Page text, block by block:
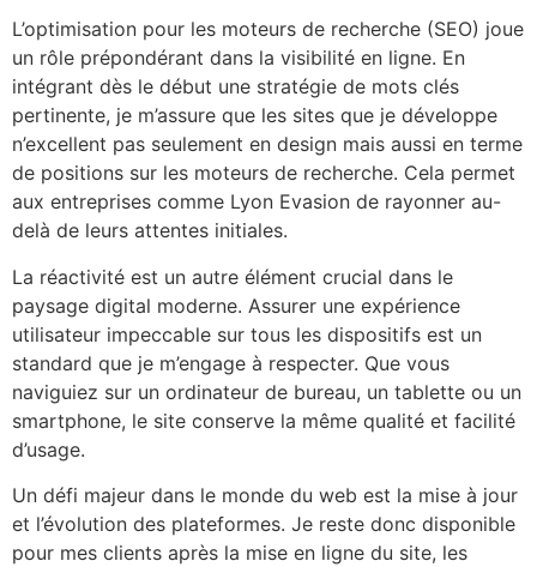
L’optimisation pour les moteurs de recherche (SEO) joue
un rôle prépondérant dans la visibilité en ligne. En
intégrant dès le début une stratégie de mots clés
pertinente, je m’assure que les sites que je développe
n’excellent pas seulement en design mais aussi en terme
de positions sur les moteurs de recherche. Cela permet
aux entreprises comme Lyon Evasion de rayonner au-
delà de leurs attentes initiales.
La réactivité est un autre élément crucial dans le
paysage digital moderne. Assurer une expérience
utilisateur impeccable sur tous les dispositifs est un
standard que je m’engage à respecter. Que vous
naviguiez sur un ordinateur de bureau, un tablette ou un
smartphone, le site conserve la même qualité et facilité
d’usage.
Un défi majeur dans le monde du web est la mise à jour
et l’évolution des plateformes. Je reste donc disponible
pour mes clients après la mise en ligne du site, les